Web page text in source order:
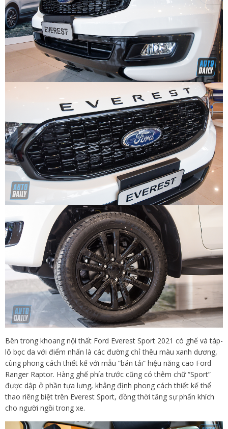
Bên trong khoang nội thất Ford Everest Sport 2021 có ghế và táp-
lô bọc da với điểm nhấn là các đường chỉ thêu màu xanh dương,
cùng phong cách thiết kế với mẫu “bán tải” hiệu năng cao Ford
Ranger Raptor. Hàng ghế phía trước cũng có thêm chữ “Sport”
được dập ở phần tựa lưng, khẳng định phong cách thiết kế thể
thao riêng biệt trên Everest Sport, đồng thời tăng sự phấn khích
cho người ngồi trong xe.